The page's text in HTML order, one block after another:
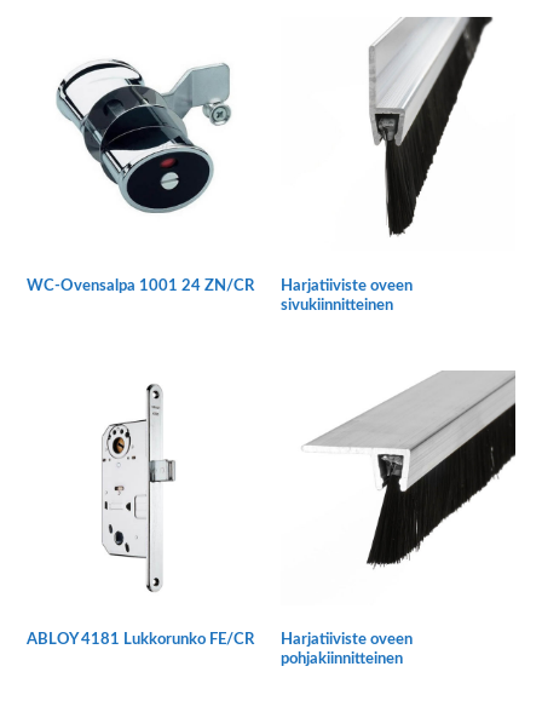
WC-Ovensalpa 1001 24 ZN/CR
Harjatiiviste oveen
sivukiinnitteinen
muunnelma.
ABLOY 4181 Lukkorunko FE/CR
Harjatiiviste oveen
pohjakiinnitteinen